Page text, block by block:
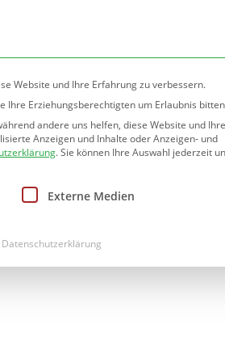
Angebote Betreuung
Grundschule
Website und Ihre Erfahrung zu verbessern.
Ihre Erziehungsberechtigten um Erlaubnis
andere uns helfen, diese Website und
Anzeigen und Inhalte oder Anzeigen- und
.Sie können Ihre Auswahl jederzeit
Die erste Service-Gruppe ist
Externe Medien
Datenschutzerklärung